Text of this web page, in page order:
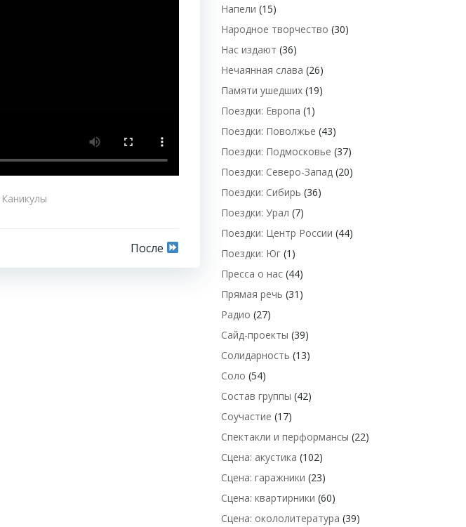
Каникулы
После
Напели (15)
Народное творчество (30)
Нас издают (36)
Нечаянная слава (26)
Памяти ушедших (19)
Поездки: Европа (1)
Поездки: Поволжье (43)
Поездки: Подмосковье (37)
Поездки: Северо-Запад (20)
Поездки: Сибирь (36)
Поездки: Урал (7)
Поездки: Центр России (44)
Поездки: Юг (1)
Пресса о нас (44)
Прямая речь (31)
Радио (27)
Сайд-проекты (39)
Солидарность (13)
Соло (54)
Состав группы (42)
Соучастие (17)
Спектакли и перформансы (22)
Сцена: акустика (102)
Сцена: гаражники (23)
Сцена: квартирники (60)
Сцена: окололитература (39)